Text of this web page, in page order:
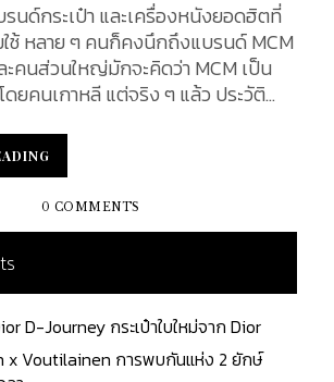
นด์กระเป๋า และเครื่องหนังยอดฮิตที่
ใช้ หลาย ๆ คนก็คงนึกถึงแบรนด์ MCM
คนส่วนใหญ่มักจะคิดว่า MCM เป็น
ยคนเกาหลี แต่จริง ๆ แล้ว ประวัติ
อนยัค (Cognac) ที่โดดเด่นไม่เหมือน
มโนแกรม Visetos (วิเซโต้) ทำให้
นที่จดจำจนได้รับความนิยมจากคนทั่ว
นด์เครื่องหนังหรูหราสัญชาติเยอรมัน
ปี ค.ศ. 1977 ที่มิวนิกในเยอรมนี ผู้ก่อ
คิล โครเมอร์ (Michael Cromer) เขา
สิงหาคม ค.ศ. 1939 ที่เมืองเครเฟลด์
โดย ไมเคิล โครเมอร์ และภรรยาของ
0 COMMENTS
D-Journey กระเป๋าใบใหม่จาก Dior
x Voutilainen การพบกันแห่ง 2 ยักษ์